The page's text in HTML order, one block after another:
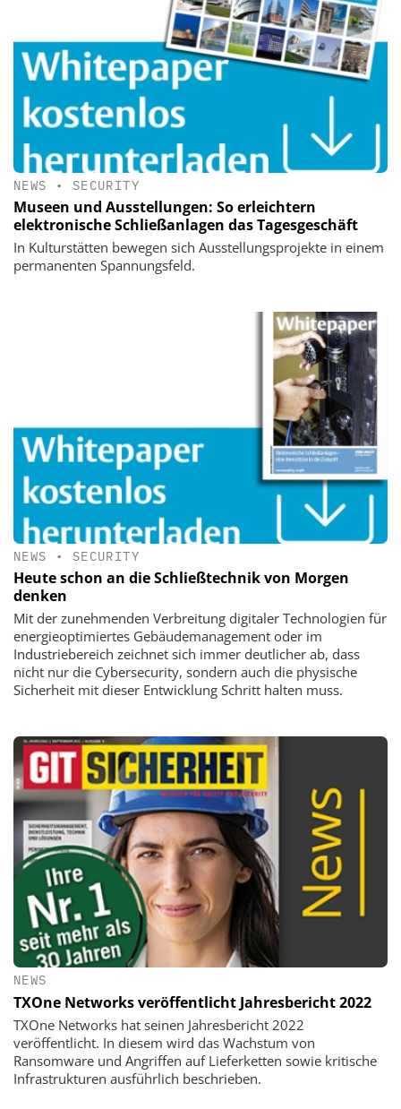
NEWS • SECURITY
Museen und Ausstellungen: So erleichtern
elektronische Schließanlagen das Tagesgeschäft
In Kulturstätten bewegen sich Ausstellungsprojekte in einem
permanenten Spannungsfeld.
NEWS • SECURITY
Heute schon an die Schließtechnik von Morgen
denken
Mit der zunehmenden Verbreitung digitaler Technologien für
energieoptimiertes Gebäudemanagement oder im
Industriebereich zeichnet sich immer deutlicher ab, dass
nicht nur die Cybersecurity, sondern auch die physische
Sicherheit mit dieser Entwicklung Schritt halten muss.
NEWS
TXOne Networks veröffentlicht Jahresbericht 2022
TXOne Networks hat seinen Jahresbericht 2022
veröffentlicht. In diesem wird das Wachstum von
Ransomware und Angriffen auf Lieferketten sowie kritische
Infrastrukturen ausführlich beschrieben.